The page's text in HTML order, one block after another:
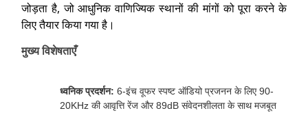
जोड़ता है, जो आधुनिक वाणिज्यिक स्थानों की मांगों को पूरा करने के
लिए तैयार किया गया है।
मुख्य विशेषताएँ
ध्वनिक प्रदर्शन: 6-इंच वूफर स्पष्ट ऑडियो प्रजनन के लिए 90-
20KHz की आवृत्ति रेंज और 89dB संवेदनशीलता के साथ मजबूत